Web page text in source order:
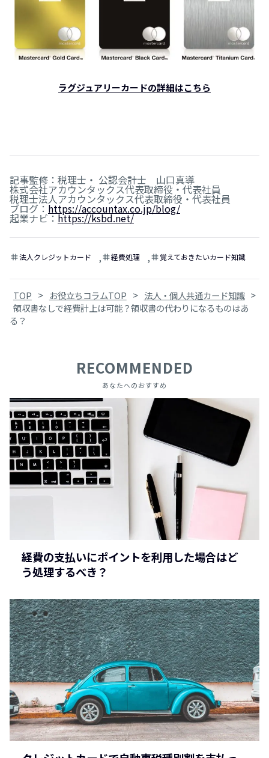
ラグジュアリーカードの詳細はこちら
記事監修：税理士・ 公認会計士 山口真導
株式会社アカウンタックス代表取締役・代表社員
税理士法人アカウンタックス代表取締役・代表社員
ブログ：https://accountax.co.jp/blog/
起業ナビ：https://ksbd.net/
tag法人クレジットカード ,tag経費処理 ,tag覚えておきたいカード知識
TOP > お役立ちコラムTOP > 法人・個人共通カード知識 >
領収書なしで経費計上は可能？領収書の代わりになるものはあ
る？
RECOMMENDED
あなたへのおすすめ
経費の支払いにポイントを利用した場合はど
う処理するべき？